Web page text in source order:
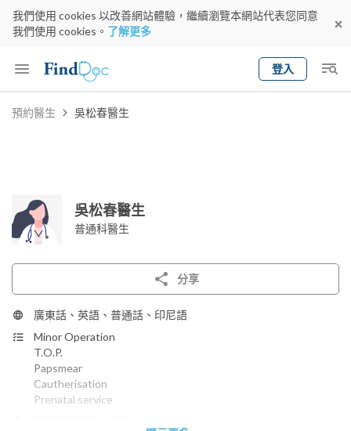
我們使用 cookies 以改善網站體驗，繼續瀏覽本網站代表您同意
我們使用 cookies。 了解更多
登入
Keyword
預約醫生 吳松春醫生
吳松春醫生
普通科醫生
分享
廣東話、英語、普通話、印尼語
Minor Operation
T.O.P.
Papsmear
Cautherisation
Prenatal service